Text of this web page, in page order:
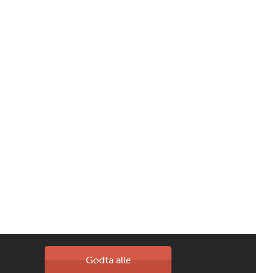
Godta alle